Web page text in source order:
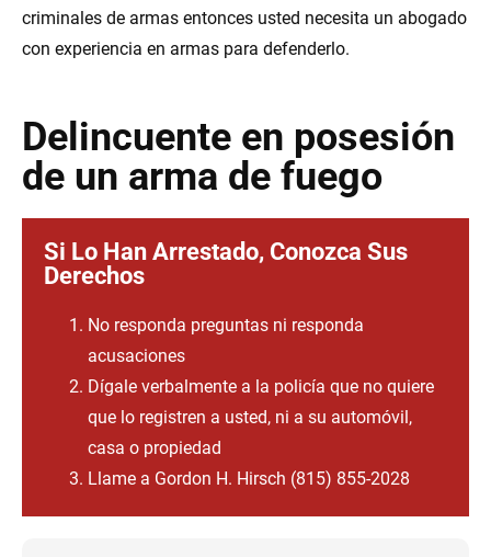
criminales de armas entonces usted necesita un abogado
con experiencia en armas para defenderlo.
Delincuente en posesión
de un arma de fuego
Si Lo Han Arrestado, Conozca Sus
Derechos
No responda preguntas ni responda
acusaciones
Dígale verbalmente a la policía que no quiere
que lo registren a usted, ni a su automóvil,
casa o propiedad
Llame a Gordon H. Hirsch (815) 855-2028